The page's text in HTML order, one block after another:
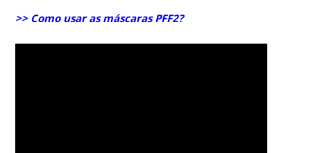
>> Como usar as máscaras PFF2?